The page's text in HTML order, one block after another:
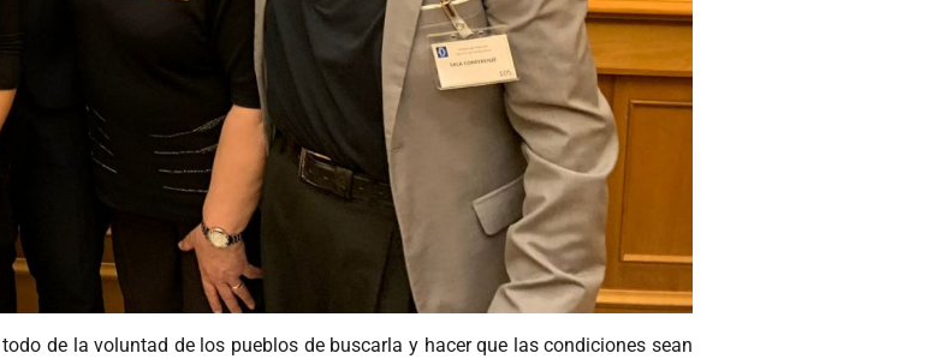
de la voluntad de los pueblos de buscarla y hacer que las condiciones sean